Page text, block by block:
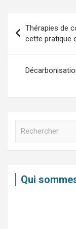
de
l’article
Thérapies de
cette pratique
c
Qui